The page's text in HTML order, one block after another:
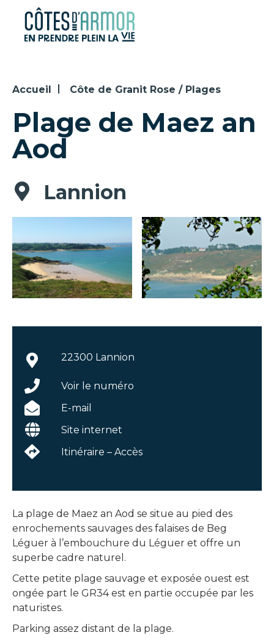
Panneau de gestion des cookies
Accueil Côte de Granit Rose / Plages
Plage de Maez an
Aod
Lannion
La plage de Maez an Aod se situe au pied des
enrochements sauvages des falaises de Beg
Léguer à l’embouchure du Léguer et offre un
superbe cadre naturel.
Cette petite plage sauvage et exposée ouest est
ongée part le GR34 est en partie occupée par les
naturistes.
Parking assez distant de la plage.
22300 Lannion
Voir le numéro
E-mail
Site internet
Itinéraire – Accès